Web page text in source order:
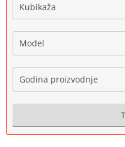
Kubikaža
Model
Godina proizvodnje